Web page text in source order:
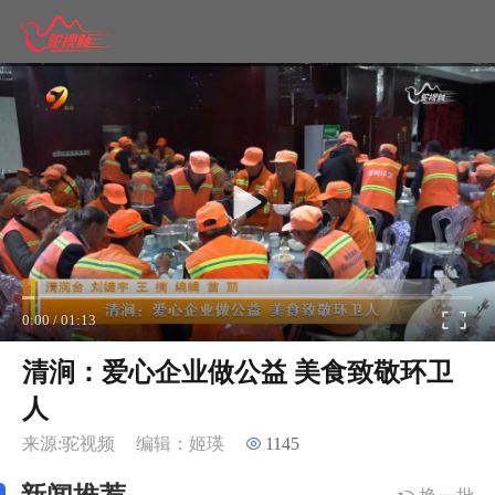
0:00/01:13
清涧：爱心企业做公益 美食致敬环卫
人
来源:驼视频 编辑：姬瑛 1145